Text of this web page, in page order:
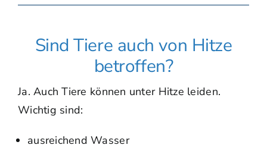
Sind Tiere auch von Hitze
betroffen?
Ja. Auch Tiere können unter Hitze leiden.
Wichtig sind:
ausreichend Wasser